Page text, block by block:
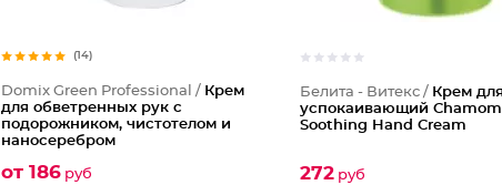
(14)
Domix Green Professional / Крем
для обветренных рук с
подорожником, чистотелом и
наносеребром
от 186руб
Белита - Витекс / Крем
успокаивающий
Soothing Hand Cream
272 руб